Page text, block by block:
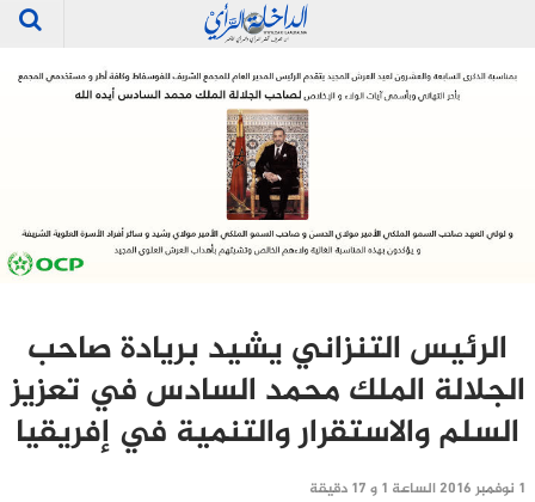
الرئيس التنزاني يشيد بريادة صاحب
الجلالة الملك محمد السادس في تعزيز
السلم والاستقرار والتنمية في إفريقيا
1 نوفمبر 2016 الساعة 1 و 17 دقيقة